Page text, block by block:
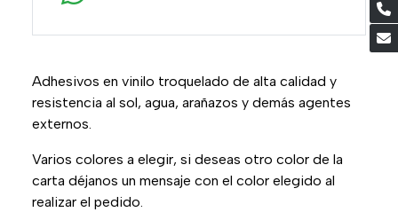
Adhesivos en vinilo troquelado de alta calidad y
resistencia al sol, agua, arañazos y demás agentes
externos.
Varios colores a elegir, si deseas otro color de la
carta déjanos un mensaje con el color elegido al
realizar el pedido.